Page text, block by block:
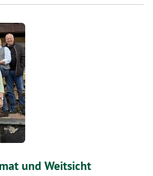
und Weitsicht